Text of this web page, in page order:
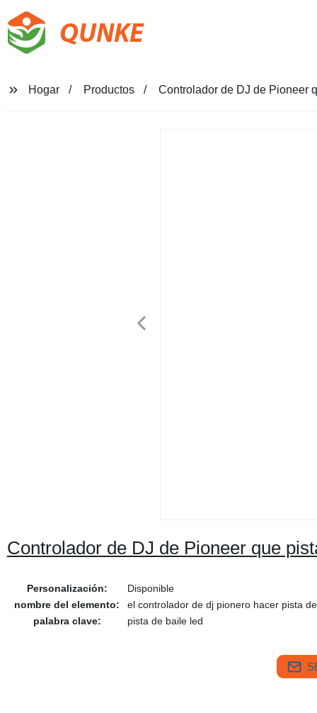
QUNKE
Hogar Productos Controlador de DJ de Pioneer
Controlador de DJ de Pioneer que
Personalización:
Disponible
nombre del elemento:
el controlador de dj pionero hacer pista
palabra clave:
pista de baile led